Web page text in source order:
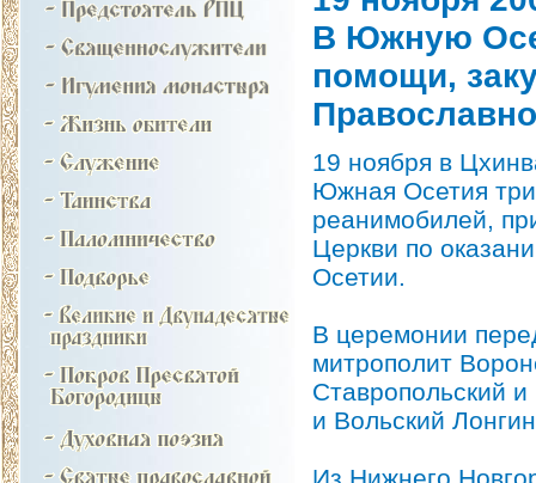
В Южную
помощи,
19 ноября в
Южная Осетия
реанимобилей,
Церкви по
Осетии.
В церемонии
митрополит
Ставропольский
и Вольский
Из Нижнего